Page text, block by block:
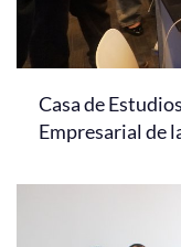
Casa de
Empresarial de